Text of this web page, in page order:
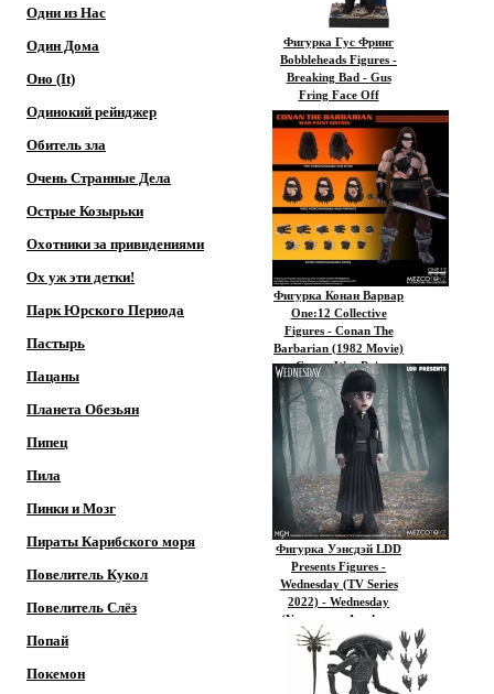
Одни из Нас
Один Дома
Оно (It)
Одинокий рейнджер
Обитель зла
Очень Странные Дела
Острые Козырьки
Охотники за привидениями
Ох уж эти детки!
Парк Юрского Периода
Пастырь
Пацаны
Планета Обезьян
Пипец
Пила
Пинки и Мозг
Пираты Карибского моря
Повелитель Кукол
Повелитель Слёз
Попай
Покемон
Фигурка Гус Фринг
Bobbleheads Figures -
Breaking Bad - Gus
Fring Face Off
Фигурка Конан Варвар
One:12 Collective
Figures - Conan The
Barbarian (1982 Movie)
- Conan War Paint
Edition
Фигурка Уэнсдэй LDD
Presents Figures -
Wednesday (TV Series
2022) - Wednesday
(Nevermore Academy
Uniform)